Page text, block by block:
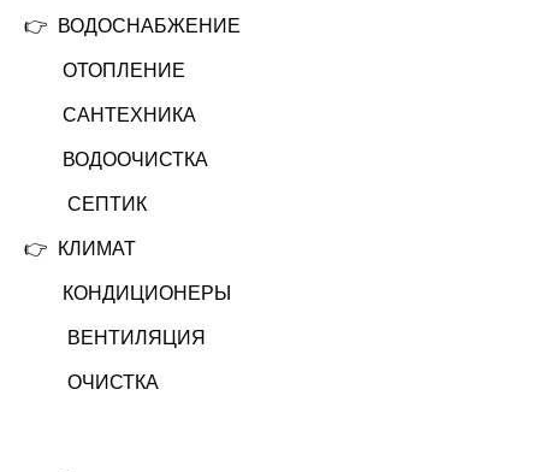
👉 ВОДОСНАБЖЕНИЕ
ОТОПЛЕНИЕ
САНТЕХНИКА
ВОДООЧИСТКА
СЕПТИК
👉 КЛИМАТ
КОНДИЦИОНЕРЫ
ВЕНТИЛЯЦИЯ
ОЧИСТКА